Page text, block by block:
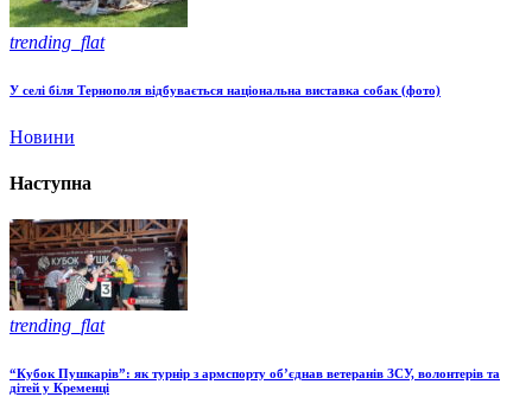
trending_flat
У селі біля Тернополя відбувається національна виставка собак (фото)
Новини
Наступна
trending_flat
“Кубок Пушкарів”: як турнір з армспорту об’єднав ветеранів ЗСУ, волонтерів та
дітей у Кременці